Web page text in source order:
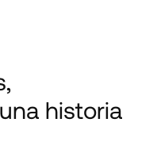
historia